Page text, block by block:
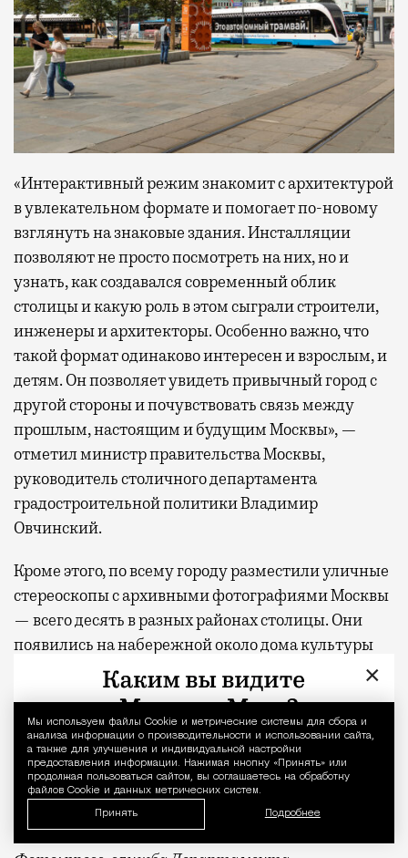
Уведомление
Мы используем файлы Сookie и метрические системы для сбора и
анализа информации о производительности и использовании сайта,
а также для улучшения и индивидуальной настройки
предоставления информации. Нажимая кнопку «Принять» или
продолжая пользоваться сайтом, вы соглашаетесь на обработку
файлов Cookie и данных метрических систем.
Принять Подробнее
«Интерактивный режим знакомит с архитектурой
в увлекательном формате и помогает по-новому
взглянуть на знаковые здания. Инсталляции
позволяют не просто посмотреть на них, но и
узнать, как создавался современный облик
столицы и какую роль в этом сыграли строители,
инженеры и архитекторы. Особенно важно, что
такой формат одинаково интересен и взрослым, и
детям. Он позволяет увидеть привычный город с
другой стороны и почувствовать связь между
прошлым, настоящим и будущим Москвы», —
отметил министр правительства Москвы,
руководитель столичного департамента
градостроительной политики Владимир
Овчинский.
Кроме этого, по всему городу разместили уличные
стереоскопы с архивными фотографиями Москвы
— всего десять в разных районах столицы. Они
появились на набережной около дома культуры
«ГЭС-2», на бульваре Братьев Весниных у музея
«ЗИЛАРТ», у стадиона «Динамо», в Нагатинском
затоне, на площади Тверской заставы. С помощью
стереоскопов можно сравнить исторические виды
столицы с современными городскими пейзажами
и увидеть, как менялись улицы, набережные и
общественные пространства.
×